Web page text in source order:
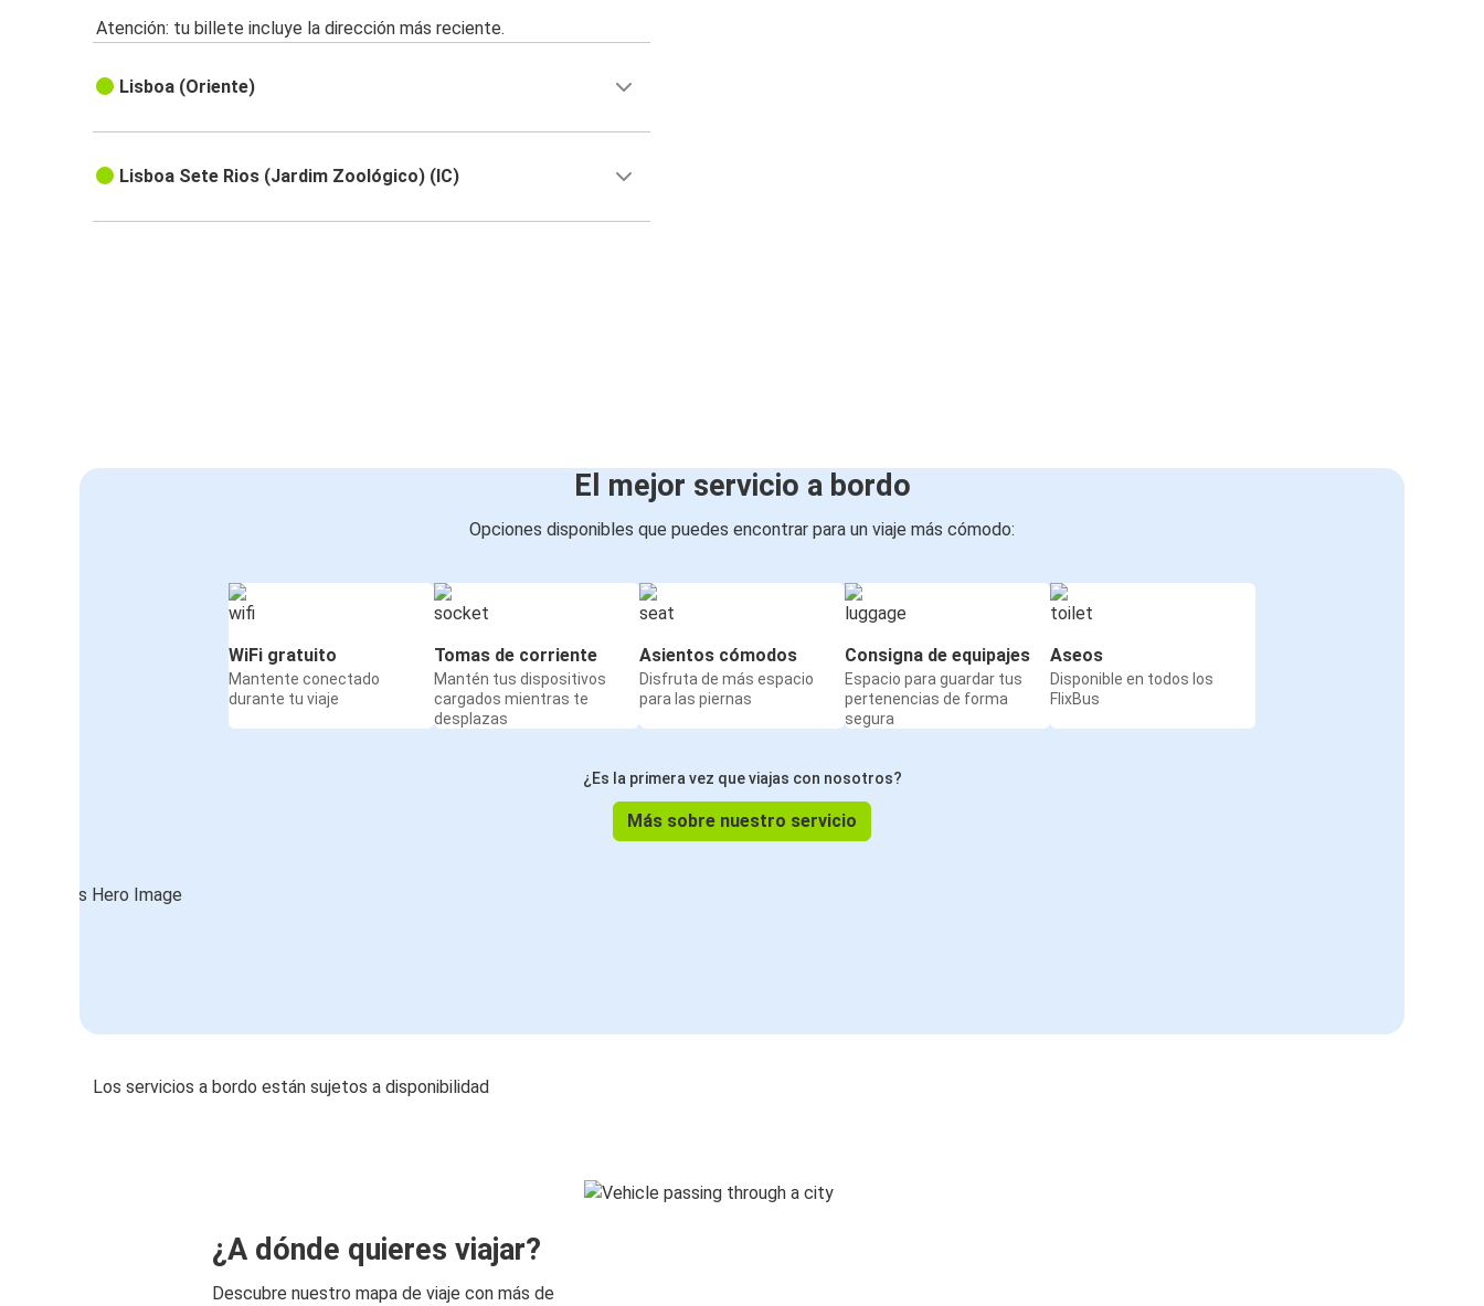
Atención: tu billete incluye la dirección más reciente.
Lisboa (Oriente)
Lisboa Sete Rios (Jardim Zoológico) (IC)
El mejor servicio a bordo
Opciones disponibles que puedes encontrar para un viaje más cómodo:
WiFi gratuito
Mantente conectado
durante tu viaje
Tomas de corriente
Mantén tus dispositivos
cargados mientras te
desplazas
Asientos cómodos
Disfruta de más espacio
para las piernas
Consigna de equipajes
Espacio para guardar tus
pertenencias de forma
segura
Aseos
Disponible en todos los
FlixBus
¿Es la primera vez que viajas con nosotros?
Más sobre nuestro servicio
Los servicios a bordo están sujetos a disponibilidad
¿A dónde quieres viajar?
Descubre nuestro mapa de viaje con más de